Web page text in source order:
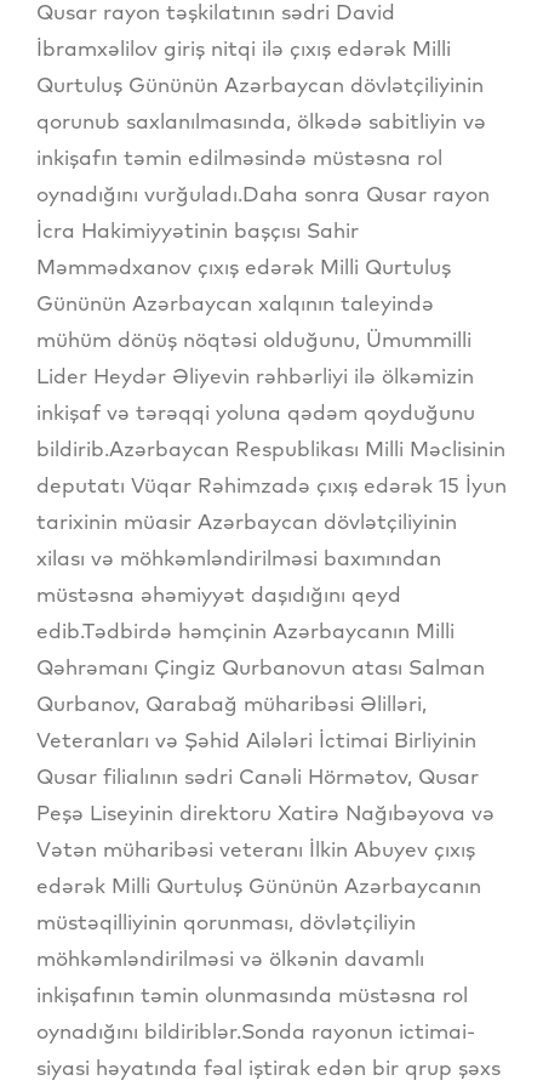
Qusar rayon təşkilatının sədri David
İbramxəlilov giriş nitqi ilə çıxış edərək Milli
Qurtuluş Gününün Azərbaycan dövlətçiliyinin
qorunub saxlanılmasında, ölkədə sabitliyin və
inkişafın təmin edilməsində müstəsna rol
oynadığını vurğuladı.Daha sonra Qusar rayon
İcra Hakimiyyətinin başçısı Sahir
Məmmədxanov çıxış edərək Milli Qurtuluş
Gününün Azərbaycan xalqının taleyində
mühüm dönüş nöqtəsi olduğunu, Ümummilli
Lider Heydər Əliyevin rəhbərliyi ilə ölkəmizin
inkişaf və tərəqqi yoluna qədəm qoyduğunu
bildirib.Azərbaycan Respublikası Milli Məclisinin
deputatı Vüqar Rəhimzadə çıxış edərək 15 İyun
tarixinin müasir Azərbaycan dövlətçiliyinin
xilası və möhkəmləndirilməsi baxımından
müstəsna əhəmiyyət daşıdığını qeyd
edib.Tədbirdə həmçinin Azərbaycanın Milli
Qəhrəmanı Çingiz Qurbanovun atası Salman
Qurbanov, Qarabağ müharibəsi Əlilləri,
Veteranları və Şəhid Ailələri İctimai Birliyinin
Qusar filialının sədri Canəli Hörmətov, Qusar
Peşə Liseyinin direktoru Xatirə Nağıbəyova və
Vətən müharibəsi veteranı İlkin Abuyev çıxış
edərək Milli Qurtuluş Gününün Azərbaycanın
müstəqilliyinin qorunması, dövlətçiliyin
möhkəmləndirilməsi və ölkənin davamlı
inkişafının təmin olunmasında müstəsna rol
oynadığını bildiriblər.Sonda rayonun ictimai-
siyasi həyatında fəal iştirak edən bir qrup şəxs